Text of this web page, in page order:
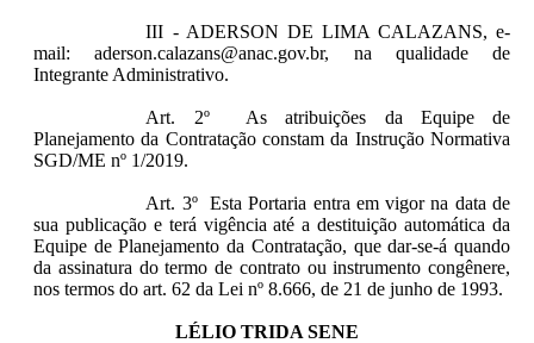
III - ADERSON DE LIMA CALAZANS, e-
mail: aderson.calazans@anac.gov.br, na qualidade de
Integrante Administrativo.
Art. 2º As atribuições da Equipe de
Planejamento da Contratação constam da Instrução Normativa
SGD/ME nº 1/2019.
Art. 3º Esta Portaria entra em vigor na data de
sua publicação e terá vigência até a destituição automática da
Equipe de Planejamento da Contratação, que dar-se-á quando
da assinatura do termo de contrato ou instrumento congênere,
nos termos do art. 62 da Lei nº 8.666, de 21 de junho de 1993.
LÉLIO TRIDA SENE